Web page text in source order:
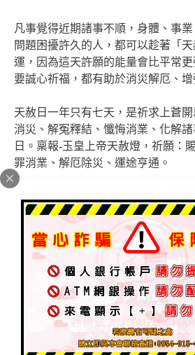
凡事覺得近期諸事不順，身體、事
問題困擾許久的人，都可以趁著「
運，因為這天許願的能量會比平常
要誠心祈福，都有助於消災解厄、增
天赦日一年只有七天，是祈求上蒼
消災、解冤釋結、懺悔消業、化解
日。稟報-玉皇上帝天赦燈，祈願：
罪消業、解厄除災、運途亨通。